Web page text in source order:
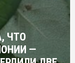
ЧТО
—